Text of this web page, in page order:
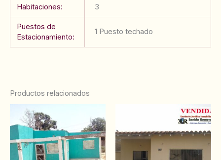
Habitaciones: 3
Puestos de
Estacionamiento:
1 Puesto techado
Productos relacionados